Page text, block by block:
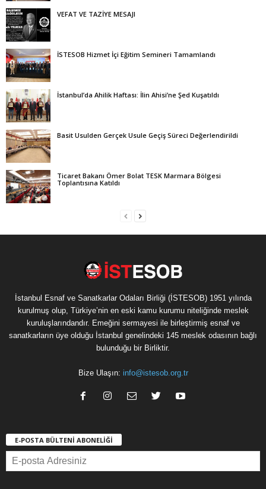
VEFAT VE TAZİYE MESAJI
İSTESOB Hizmet İçi Eğitim Semineri Tamamlandı
İstanbul’da Ahilik Haftası: İlin Ahisi’ne Şed Kuşatıldı
Basit Usulden Gerçek Usule Geçiş Süreci Değerlendirildi
Ticaret Bakanı Ömer Bolat TESK Marmara Bölgesi
Toplantısına Katıldı
İstanbul Esnaf ve Sanatkarlar Odaları Birliği (İSTESOB) 1951 yılında
kurulmuş olup, Türkiye’nin en eski kamu kurumu niteliğinde meslek
kuruluşlarındandır. Emeğini sermayesi ile birleştirmiş esnaf ve
sanatkarların üye olduğu İstanbul genelindeki 145 meslek odasının bağlı
bulunduğu bir Birliktir.
Bize Ulaşın: info@istesob.org.tr
E-POSTA BÜLTENİ ABONELİĞİ